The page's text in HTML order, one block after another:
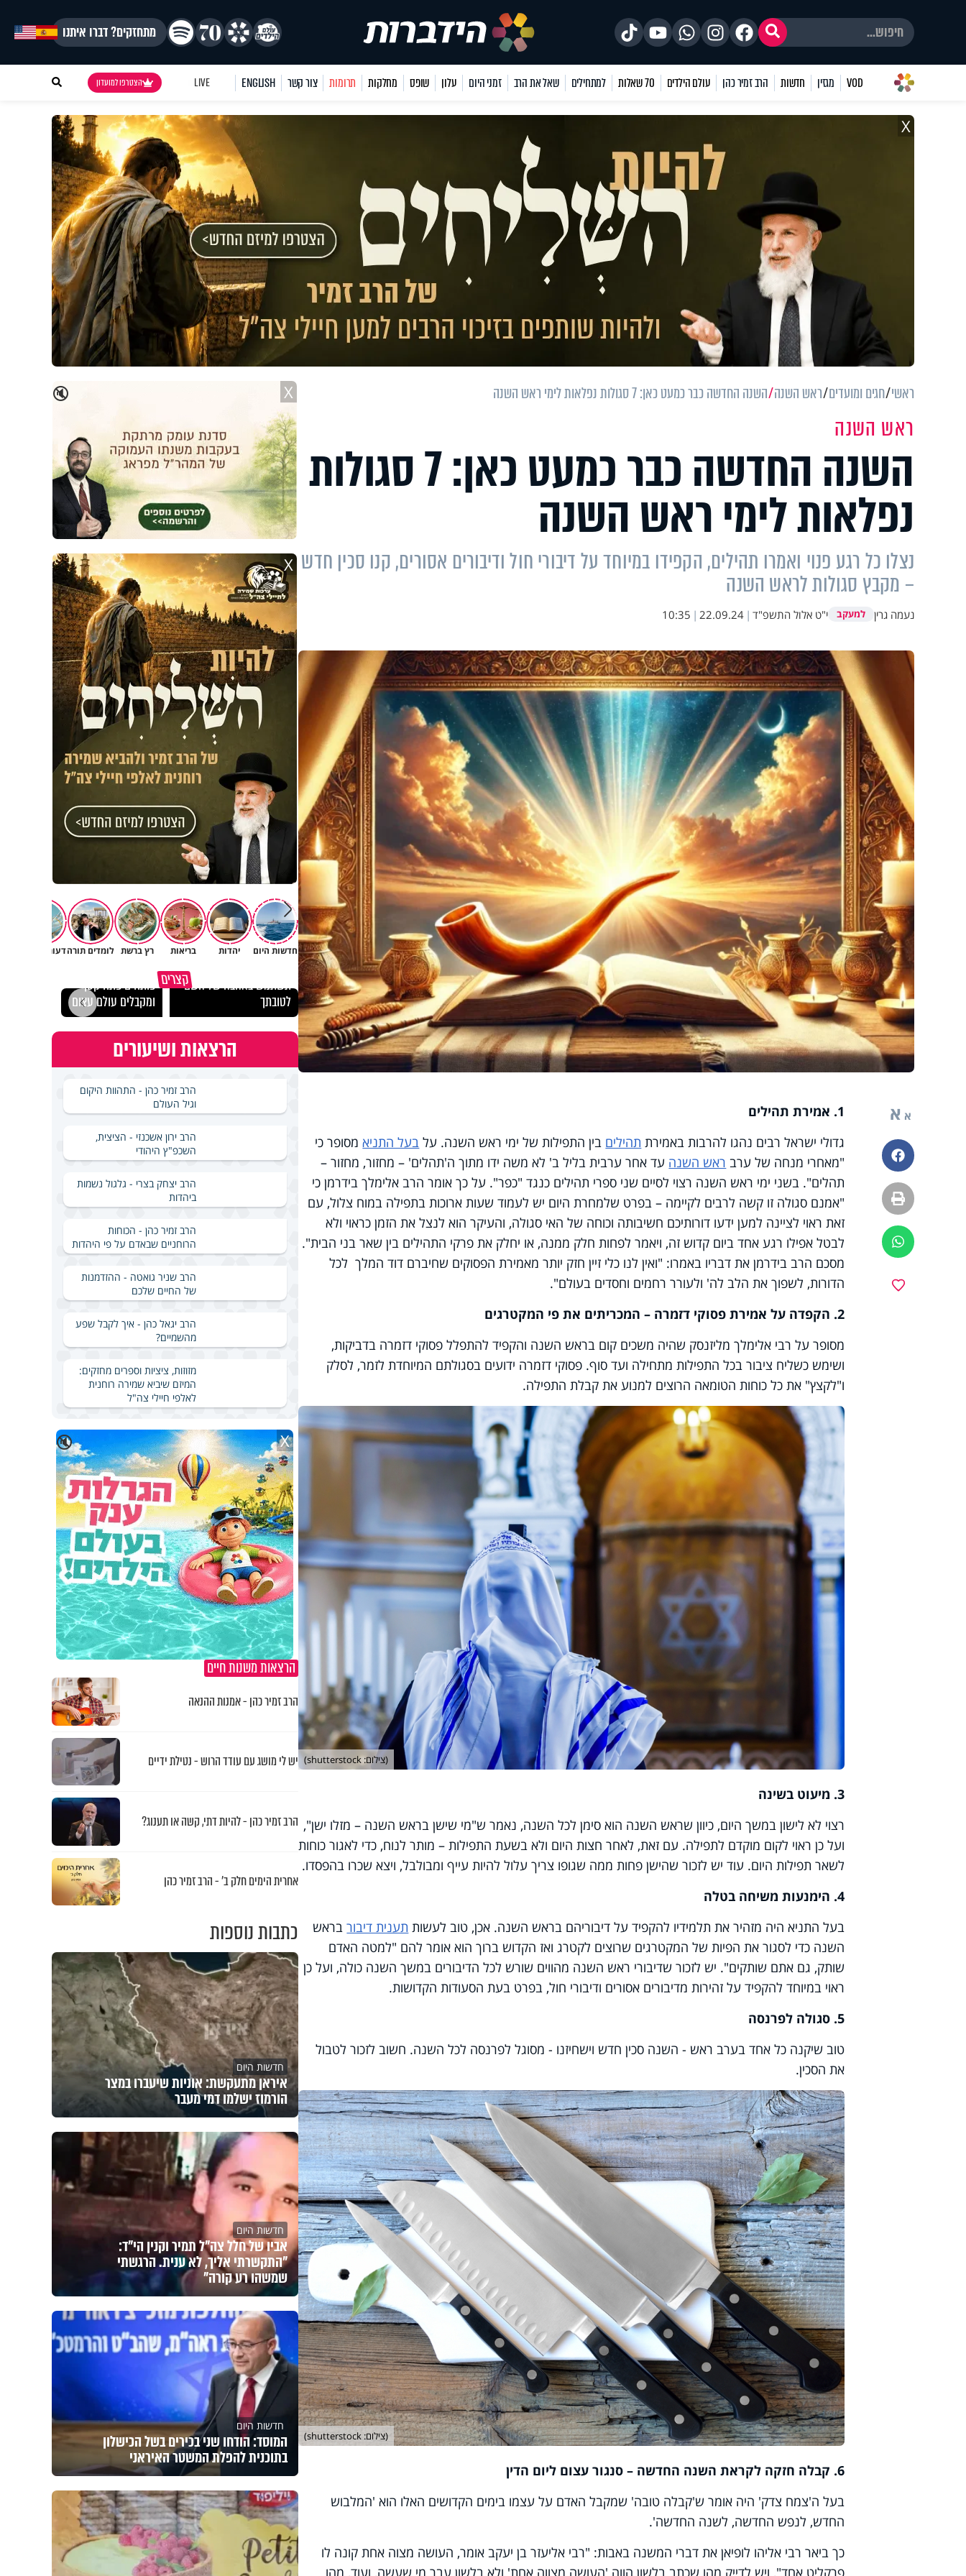
מתחזקים? דברו איתנו
VOD מגזין חדשות הרב זמיר כהן עולם הילדים 70 שאלות למתחילים שאל את הרב זמני היום עלון שופס מחלקות תרומות צור קשר ENGLISH
LIVE הצטרפו למועדון
X
ראשי חגים ומועדים ראש השנה השנה החדשה כבר כמעט כאן: 7 סגולות נפלאות לימי ראש השנה
ראש השנה
השנה החדשה כבר כמעט כאן: 7 סגולות
נפלאות לימי ראש השנה
נצלו כל רגע פנוי ואמרו תהילים, הקפידו במיוחד על דיבורי חול ודיבורים אסורים, קנו סכין חדש
– מקבץ סגולות לראש השנה
נעמה גרין למעקב י"ט אלול התשפ"ד |
22.09.24
|
10:35
א א
פייסבוק
הדפסה
ווטסאפ
1. אמירת תהילים
גדולי ישראל רבים נהגו להרבות באמירת תהילים בין התפילות של ימי ראש השנה. על בעל התניאמסופר כי
"מאחרי מנחה של ערב ראש השנה עד אחר ערבית בליל ב' לא משה ידו מתוך ה'תהלים' – מחזור, מחזור –
תהלים". בשני ימי ראש השנה רצוי לסיים שני ספרי תהילים כנגד "כפר". על כך אומר הרב אלימלך בידרמן כי
"אמנם סגולה זו קשה לרבים לקיימה – בפרט שלמחרת היום יש לעמוד שעות ארוכות בתפילה במוח צלול, עם
זאת ראוי לציינה למען ידעו דורותיכם חשיבותה וכוחה של האי סגולה, והעיקר הוא לנצל את הזמן כראוי ולא
לבטל אפילו רגע אחד ביום קדוש זה, ויאמר לפחות חלק ממנה, או יחלק את פרקי התהילים בין שאר בני הבית".
מסכם הרב בידרמן את דבריו באמרו: "ואין לנו כלי זיין חזק יותר מאמירת הפסוקים שחיברם דוד המלך לכל
הדורות, לשפוך את הלב לה' ולעורר רחמים וחסדים בעולם".
2. הקפדה על אמירת פסוקי דזמרה – המכריתים את פי המקטרגים
מסופר על רבי אלימלך מליזנסק שהיה משכים קום בראש השנה והקפיד להתפלל פסוקי דזמרה בדביקות,
ושימש כשליח ציבור בכל התפילות מתחילה ועד סוף. פסוקי דזמרה ידועים בסגולתם המיוחדת לזמר, לסלק
ו"לקצץ" את כל כוחות הטומאה הרוצים למנוע את קבלת התפילה.
(צילום: shutterstock)
3. מיעוט בשינה
רצוי לא לישון במשך היום, כיוון שראש השנה הוא סימן לכל השנה, נאמר ש"מי שישן בראש השנה – מזלו ישן",
ועל כן ראוי לקום מוקדם לתפילה. עם זאת, לאחר חצות היום ולא בשעת התפילות – מותר לנוח, כדי לאגור כוחות
לשאר תפילות היום. עוד יש לזכור שהישן פחות ממה שגופו צריך עלול להיות עייף ומבולבל, ויצא שכרו בהפסדו.
4. הימנעות משיחה בטלה
בעל התניא היה מזהיר את תלמידיו להקפיד על דיבוריהם בראש השנה. אכן, טוב לעשות תענית דיבורבראש
השנה כדי לסגור את הפיות של המקטרגים שרוצים לקטרג ואז הקדוש ברוך הוא אומר להם "למטה האדם
שותק, גם אתם שותקים". יש לזכור שדיבורי ראש השנה מהווים שורש לכל הדיבורים במשך השנה כולה, ועל כן
ראוי במיוחד להקפיד על זהירות מדיבורים אסורים ודיבורי חול, בפרט בעת הסעודות הקדושות.
5. סגולה לפרנסה
טוב שיקנה כל אחד בערב ראש - השנה סכין חדש וישחיזנו - מסוגל לפרנסה לכל השנה. חשוב לזכור לטבול
את הסכין.
(צילום: shutterstock)
6. קבלה חזקה לקראת השנה החדשה – סנגור עצום ליום הדין
בעל ה'צמח צדק' היה אומר ש'קבלה טובה' שמקבל האדם על עצמו בימים הקדושים האלו הוא 'המלבוש
החדש, לנפש החדשה, לשנה החדשה'.
כך ביאר רבי אליהו לופיאן את דברי המשנה באבות: "רבי אליעזר בן יעקב אומר, העושה מצוה אחת קונה לו
🔇 X
X
חדשות היום יהדות בריאות רץ ברשת לומדים תורהדעות וטורים
קצריםתשתמש באהבה של השם
לטובתך
פותחים פתח קטן -
ומקבלים עולם עצום
הרצאות ושיעורים
הרב זמיר כהן - התהוות היקום
וגיל העולם
הרב ירון אשכנזי - הציצית,
השכפ"ץ היהודי
הרב יצחק בצרי - גלגול נשמות
ביהדות
הרב זמיר כהן - הכוחות
הרוחניים שבאדם על פי היהדות
הרב שניר גואטה - ההזדמנות
של החיים שלכם
הרב יגאל כהן - איך לקבל שפע
מהשמיים?
מזוזות, ציציות וספרים מחזקים:
המיזם שיביא שמירה רוחנית
לאלפי חיילי צה"ל
🔇 X
הרצאות משנות חיים
הרב זמיר כהן - אמנות ההנאה
יש לי מושג עם עודד הרוש - נטילת ידיים
הרב זמיר כהן - להיות דתי, קשה או תענוג?
אחרית הימים חלק ב’ - הרב זמיר כהן
כתבות נוספות
חדשות היום
איראן מתעקשת: אוניות שיעברו במצר
הורמוז ישלמו דמי מעבר
חדשות היום
אביו של חלל צה"ל תמיר וקנין הי"ד:
"התקשרתי אליך, לא ענית. הרגשתי
שמשהו רע קורה"
חדשות היום
המוסד: הודחו שני בכירים בשל הכישלון
בתוכנית להפלת המשטר האיראני